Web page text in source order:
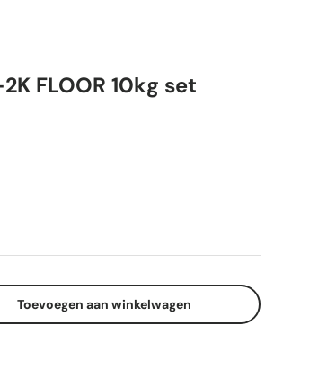
FLOOR 10kg set
Toevoegen aan winkelwagen